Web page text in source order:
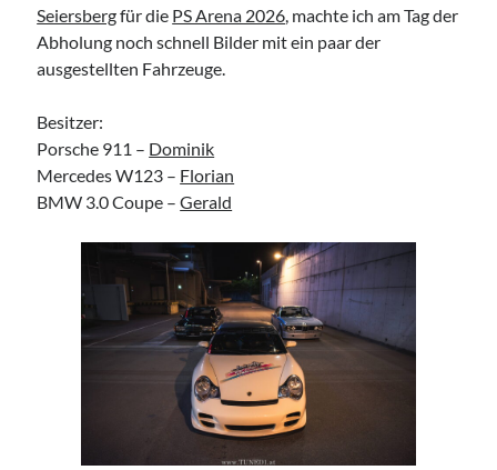
Seiersbergfür die PS Arena 2026, machte ich am Tag der
Abholung noch schnell Bilder mit ein paar der
ausgestellten Fahrzeuge.
Besitzer:
Porsche 911 – Dominik
Mercedes W123 – Florian
BMW 3.0 Coupe –Gerald